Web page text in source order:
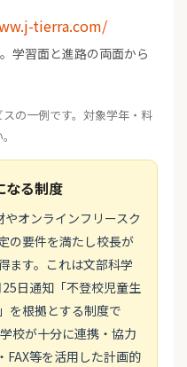
tierra.com/
学習面と進路の両面から
の一例です。対象学年・料
なる制度
オンラインフリースク
の要件を満たし校長が
ます。これは文部科学
日通知「不登校児童生
を根拠とする制度で
校が十分に連携・協力
FAX等を活用した計画的